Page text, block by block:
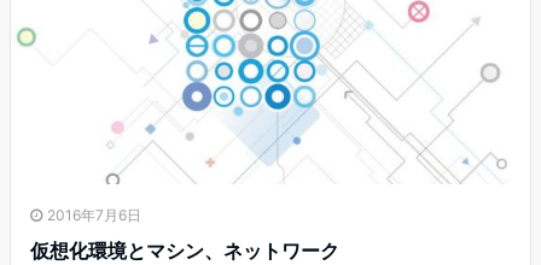
2016年7月6日
仮想化環境とマシン、ネットワーク